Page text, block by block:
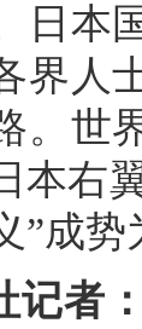
日本
界人
。世
本右
”成势
记者